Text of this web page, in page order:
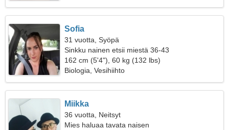
Sofia
31 vuotta, Syöpä
Sinkku nainen etsii miestä 36-43
162 cm (5'4"), 60 kg (132 lbs)
Biologia, Vesihiihto
Miikka
36 vuotta, Neitsyt
Mies haluaa tavata naisen